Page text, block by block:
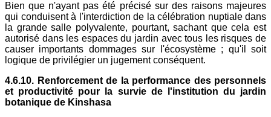
Bien que n'ayant pas été précisé sur des raisons majeures
qui conduisent à l'interdiction de la célébration nuptiale dans
la grande salle polyvalente, pourtant, sachant que cela est
autorisé dans les espaces du jardin avec tous les risques de
causer importants dommages sur l'écosystème ; qu'il soit
logique de privilégier un jugement conséquent.
4.6.10. Renforcement de la performance des personnels
et productivité pour la survie de l'institution du jardin
botanique de Kinshasa